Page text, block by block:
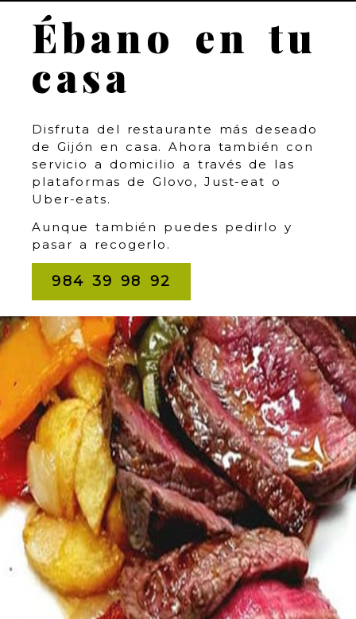
Ébano en tu
casa
Disfruta del restaurante más deseado
de Gijón en casa. Ahora también con
servicio a domicilio a través de las
plataformas de Glovo, Just-eat o
Uber-eats.
Aunque también puedes pedirlo y
pasar a recogerlo.
984 39 98 92